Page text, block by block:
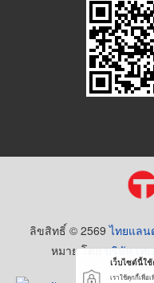
ลิขสิทธิ์ © 2569ไทยแลน
หมาย โดยบริษัท เท
เว็บไซต์นี้ใ
เราใช้คุกกี้เพื่อ